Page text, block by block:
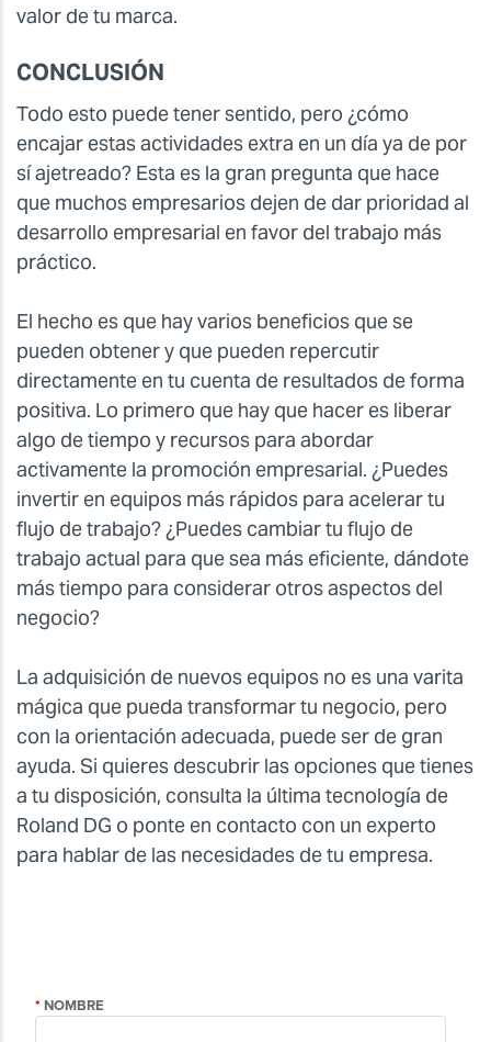
valor de tu marca.
CONCLUSIÓN
Todo esto puede tener sentido, pero ¿cómo
encajar estas actividades extra en un día ya de por
sí ajetreado? Esta es la gran pregunta que hace
que muchos empresarios dejen de dar prioridad al
desarrollo empresarial en favor del trabajo más
práctico.
El hecho es que hay varios beneficios que se
pueden obtener y que pueden repercutir
directamente en tu cuenta de resultados de forma
positiva. Lo primero que hay que hacer es liberar
algo de tiempo y recursos para abordar
activamente la promoción empresarial. ¿Puedes
invertir en equipos más rápidos para acelerar tu
flujo de trabajo? ¿Puedes cambiar tu flujo de
trabajo actual para que sea más eficiente, dándote
más tiempo para considerar otros aspectos del
negocio?
La adquisición de nuevos equipos no es una varita
mágica que pueda transformar tu negocio, pero
con la orientación adecuada, puede ser de gran
ayuda. Si quieres descubrir las opciones que tienes
a tu disposición, consulta la última tecnología de
Roland DG o ponte en contacto con un experto
para hablar de las necesidades de tu empresa.